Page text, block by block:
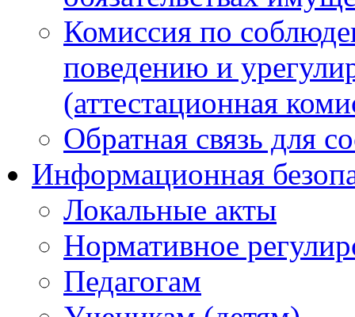
Комиссия по
поведению и
(аттестационная
Обратная связь для
Информационная
Локальные акты
Нормативное
Педагогам